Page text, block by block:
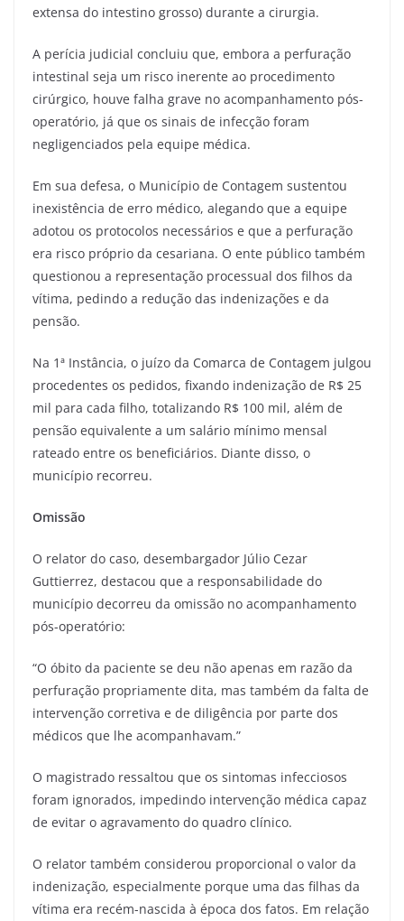
extensa do intestino grosso) durante a cirurgia.
A perícia judicial concluiu que, embora a perfuração
intestinal seja um risco inerente ao procedimento
cirúrgico, houve falha grave no acompanhamento pós-
operatório, já que os sinais de infecção foram
negligenciados pela equipe médica.
Em sua defesa, o Município de Contagem sustentou
inexistência de erro médico, alegando que a equipe
adotou os protocolos necessários e que a perfuração
era risco próprio da cesariana. O ente público também
questionou a representação processual dos filhos da
vítima, pedindo a redução das indenizações e da
pensão.
Na 1ª Instância, o juízo da Comarca de Contagem julgou
procedentes os pedidos, fixando indenização de R$ 25
mil para cada filho, totalizando R$ 100 mil, além de
pensão equivalente a um salário mínimo mensal
rateado entre os beneficiários. Diante disso, o
município recorreu.
Omissão
O relator do caso, desembargador Júlio Cezar
Guttierrez, destacou que a responsabilidade do
município decorreu da omissão no acompanhamento
pós-operatório:
“O óbito da paciente se deu não apenas em razão da
perfuração propriamente dita, mas também da falta de
intervenção corretiva e de diligência por parte dos
médicos que lhe acompanhavam.”
O magistrado ressaltou que os sintomas infecciosos
foram ignorados, impedindo intervenção médica capaz
de evitar o agravamento do quadro clínico.
O relator também considerou proporcional o valor da
indenização, especialmente porque uma das filhas da
vítima era recém-nascida à época dos fatos. Em relação